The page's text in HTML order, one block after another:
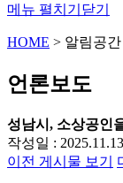
메뉴 펼치기 닫기
HOME > 알림공간
언론보도
성남시, 소상공인
작성일 :
이전 게시물 보기